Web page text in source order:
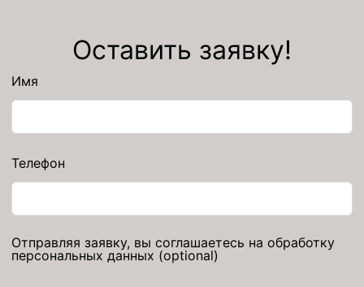
Оставить заявку!
Имя
Телефон
Отправляя заявку, вы соглашаетесь на обработку
персональных данных (optional)